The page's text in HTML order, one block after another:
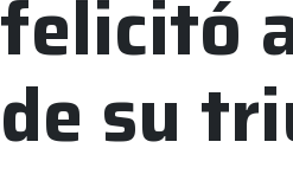
felicitó
de su